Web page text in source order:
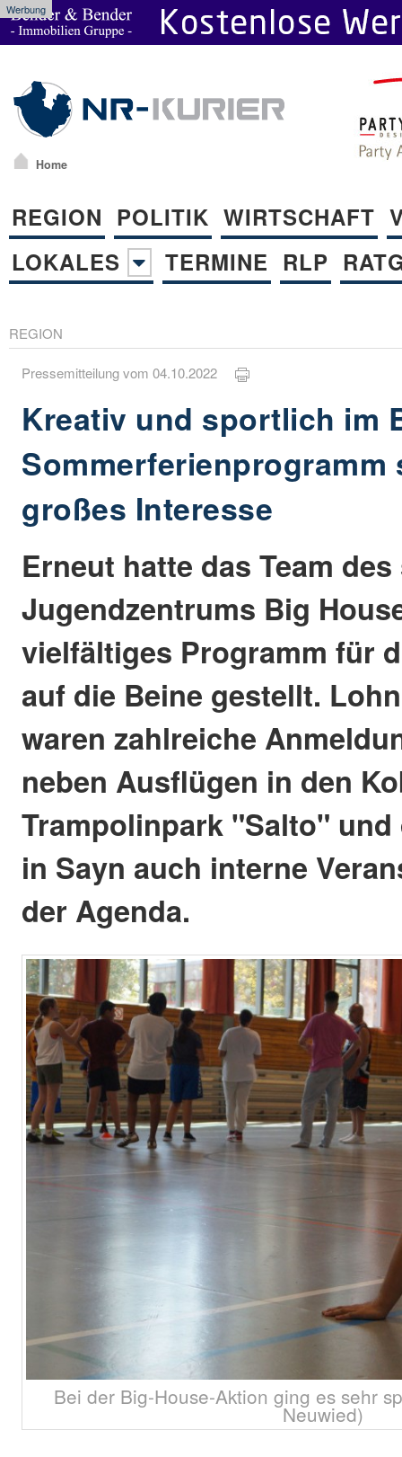
Werbung
Home
REGION POLITIK WIRTSCHAFT
LOKALES
TERMINE RLP
REGION
Pressemitteilung vom 04.10.2022
Kreativ und sportlich im
Sommerferienprogramm
großes Interesse
Erneut hatte das Team
Jugendzentrums Big
vielfältiges Programm für
auf die Beine gestellt.
waren zahlreiche
neben Ausflügen in den
Trampolinpark "Salto"
in Sayn auch interne
der Agenda.
Bei der Big-House-Aktion ging es sehr
Neuwied)